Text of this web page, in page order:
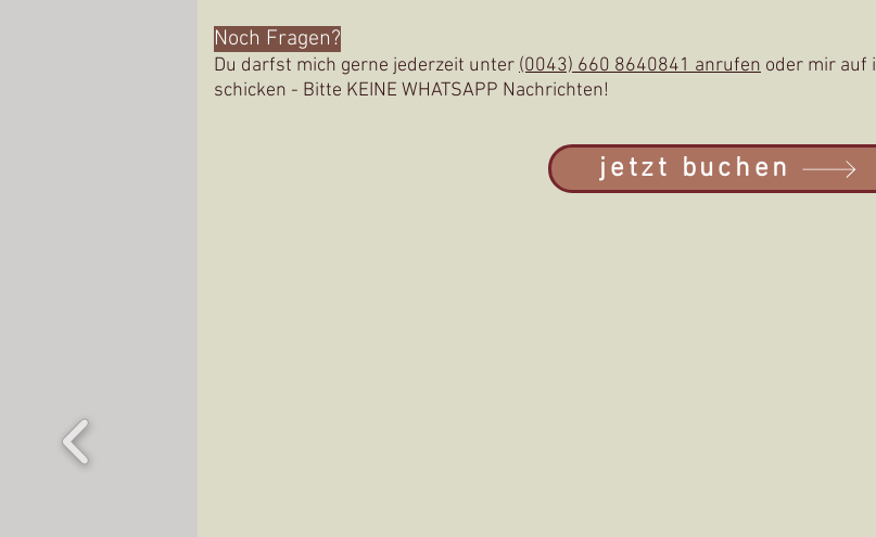
Noch Fragen?
Du darfst mich gerne jederzeit unter (0043) 660 8640841 anrufen oder mir auf i
schicken - Bitte KEINE WHATSAPP Nachrichten!
jetzt buchen